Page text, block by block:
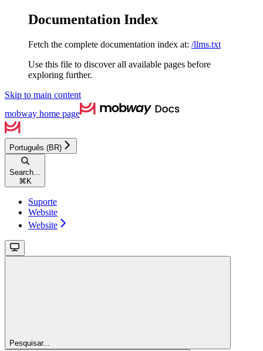
Documentation Index
Fetch the complete documentation index at: /llms.txt
Use this file to discover all available pages before
exploring further.
Skip to main content
mobway home page
Português (BR)
Search...
⌘ K
Suporte
Website
Website
Pesquisar...